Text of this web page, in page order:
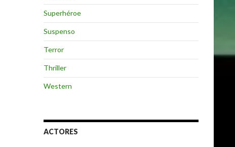
Superhéroe
Suspenso
Terror
Thriller
Western
ACTORES